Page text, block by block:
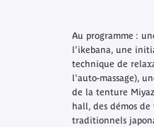
Au programme :
l’ikebana, une
technique de
l'auto-massage),
de la tenture
hall, des démos de
traditionnels